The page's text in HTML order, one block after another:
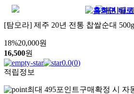
[탐모라] 제주 20년 전통 찹쌀순대 500g
18%20,000원
16,500원
0.0(0)
적립정보
최대 495포인트구매확정 시 자